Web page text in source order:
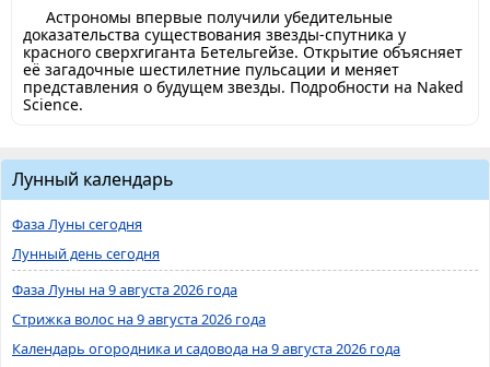
Астрономы впервые получили убедительные
доказательства существования звезды-спутника у
красного сверхгиганта Бетельгейзе. Открытие объясняет
её загадочные шестилетние пульсации и меняет
представления о будущем звезды. Подробности на Naked
Science.
Лунный календарь
Фаза Луны сегодня
Лунный день сегодня
Фаза Луны на 9 августа 2026 года
Стрижка волос на 9 августа 2026 года
Календарь огородника и садовода на 9 августа 2026 года